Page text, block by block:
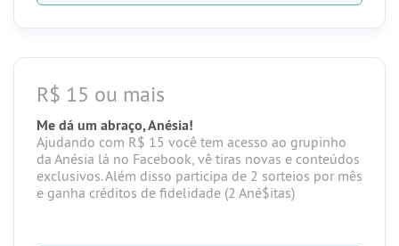
R$ 15 ou mais
Me dá um abraço, Anésia!
Ajudando com R$ 15 você tem acesso ao grupinho
da Anésia lá no Facebook, vê tiras novas e conteúdos
exclusivos.Além disso participa de 2 sorteios por mês
e ganha créditos de fidelidade (2 Ané$itas)